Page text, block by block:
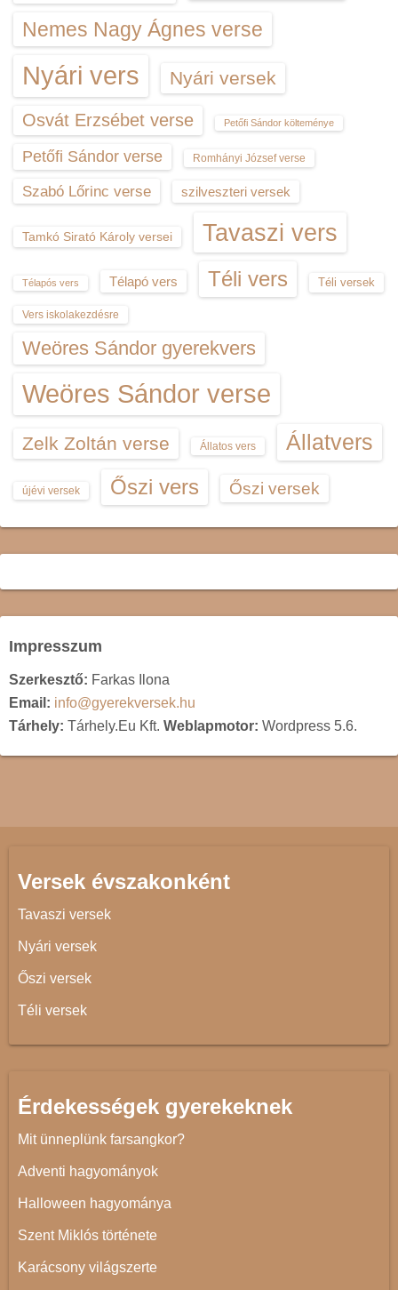
Nemes Nagy Ágnes verse
Nyári vers Nyári versek
Osvát Erzsébet verse Petőfi Sándor költeménye
Petőfi Sándor verse Romhányi József verse
Szabó Lőrinc verse szilveszteri versek
Tamkó Sirató Károly versei Tavaszi vers
Télapós vers Télapó vers Téli vers Téli versek
Vers iskolakezdésre
Weöres Sándor gyerekvers
Weöres Sándor verse
Zelk Zoltán verse Állatos vers Állatvers
újévi versek Őszi vers Őszi versek
Impresszum
Szerkesztő: Farkas Ilona
Email: info@gyerekversek.hu
Tárhely: Tárhely.Eu Kft. Weblapmotor: Wordpress 5.6.
Versek évszakonként
Tavaszi versek
Nyári versek
Őszi versek
Téli versek
Érdekességek gyerekeknek
Mit ünneplünk farsangkor?
Adventi hagyományok
Halloween hagyománya
Szent Miklós története
Karácsony világszerte